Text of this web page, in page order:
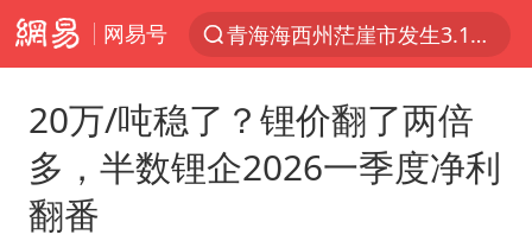
网易号
青海海西州茫崖市发生3.1级地震
台风白海豚登陆地点更新
20万/吨稳了？锂价翻了两倍
多，半数锂企2026一季度净利
翻番